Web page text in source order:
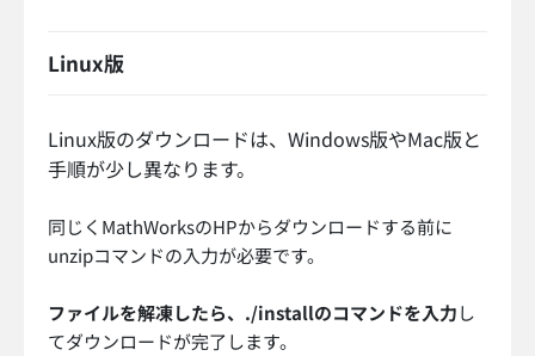
Linux版
Linux版のダウンロードは、Windows版やMac版と
手順が少し異なります。
同じくMathWorksのHPからダウンロードする前に
unzipコマンドの入力が必要です。
ファイルを解凍したら、./installのコマンドを入力し
てダウンロードが完了します。